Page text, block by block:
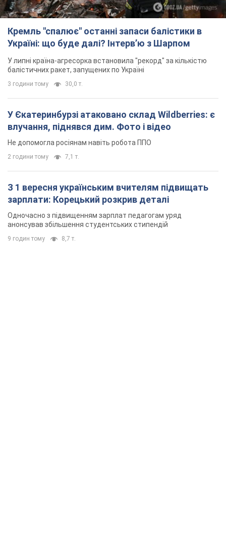
Кремль "спалює" останні запаси балістики в
Україні: що буде далі? Інтерв’ю з Шарпом
У липні країна-агресорка встановила "рекорд" за кількістю
балістичних ракет, запущених по Україні
3 години тому 30,0 т.
У Єкатеринбурзі атаковано склад Wildberries: є
влучання, піднявся дим. Фото і відео
Не допомогла росіянам навіть робота ППО
2 години тому 7,1 т.
З 1 вересня українським вчителям підвищать
зарплати: Корецький розкрив деталі
Одночасно з підвищенням зарплат педагогам уряд
анонсував збільшення студентських стипендій
9 годин тому 8,7 т.